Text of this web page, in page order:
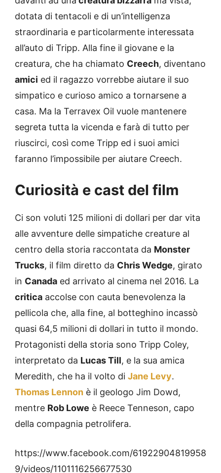
dotata di tentacoli e di un’intelligenza
straordinaria e particolarmente interessata
all’auto di Tripp. Alla fine il giovane e la
creatura, che ha chiamato Creech, diventano
amici ed il ragazzo vorrebbe aiutare il suo
simpatico e curioso amico a tornarsene a
casa. Ma la Terravex Oil vuole mantenere
segreta tutta la vicenda e farà di tutto per
riuscirci, così come Tripp ed i suoi amici
faranno l’impossibile per aiutare Creech.
Curiosità e cast del film
Ci son voluti 125 milioni di dollari per dar vita
alle avventure delle simpatiche creature al
centro della storia raccontata da Monster
Trucks, il film diretto da Chris Wedge, girato
in Canada ed arrivato al cinema nel 2016. La
critica accolse con cauta benevolenza la
pellicola che, alla fine, al botteghino incassò
quasi 64,5 milioni di dollari in tutto il mondo.
Protagonisti della storia sono Tripp Coley,
interpretato da Lucas Till, e la sua amica
Meredith, che ha il volto di Jane Levy.
Thomas Lennon è il geologo Jim Dowd,
mentre Rob Lowe è Reece Tenneson, capo
della compagnia petrolifera.
https://www.facebook.com/61922904819958
9/videos/1101116256677530